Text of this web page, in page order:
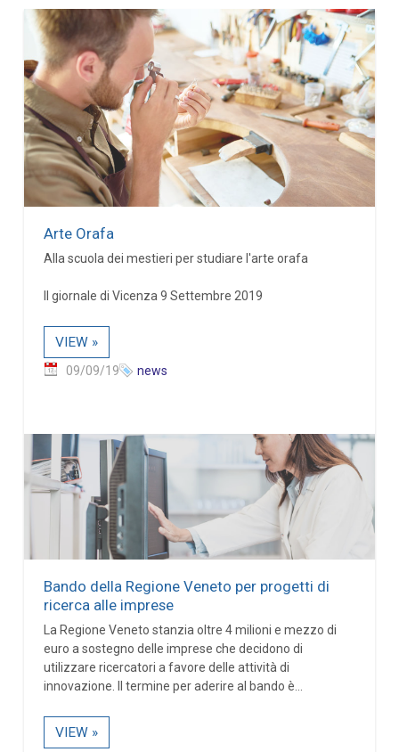
Arte Orafa
Alla scuola dei mestieri per studiare l'arte orafa
Il giornale di Vicenza 9 Settembre 2019
VIEW »
09/09/19 news
Bando della Regione Veneto per progetti di
ricerca alle imprese
La Regione Veneto stanzia oltre 4 milioni e mezzo di
euro a sostegno delle imprese che decidono di
utilizzare ricercatori a favore delle attività di
innovazione. Il termine per aderire al bando è...
VIEW »